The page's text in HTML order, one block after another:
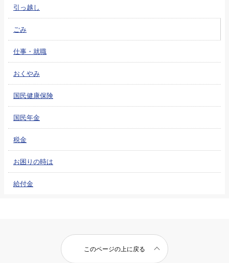
引っ越し
ごみ
仕事・就職
おくやみ
国民健康保険
国民年金
税金
お困りの時は
給付金
このページの上に戻る